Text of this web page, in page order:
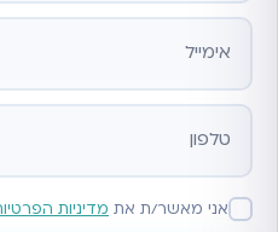
אני מאשר/ת את מדיניות